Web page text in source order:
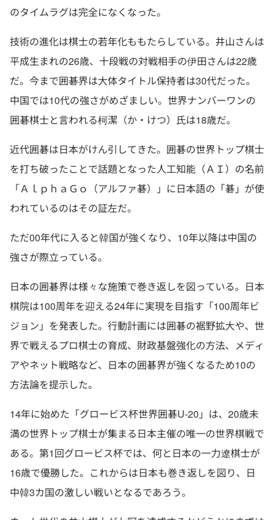
のタイムラグは完全になくなった。
技術の進化は棋士の若年化ももたらしている。井山さんは
平成生まれの26歳、十段戦の対戦相手の伊田さんは22歳
だ。今まで囲碁界は大体タイトル保持者は30代だった。
中国では10代の強さがめざましい。世界ナンバーワンの
囲碁棋士と言われる柯潔（か・けつ）氏は18歳だ。
近代囲碁は日本がけん引してきた。囲碁の世界トップ棋士
を打ち破ったことで話題となった人工知能（ＡＩ）の名前
「ＡｌｐｈａＧｏ（アルファ碁）」に日本語の「碁」が使
われているのはその証左だ。
ただ00年代に入ると韓国が強くなり、10年以降は中国の
強さが際立っている。
日本の囲碁界は様々な施策で巻き返しを図っている。日本
棋院は100周年を迎える24年に実現を目指す「100周年ビ
ジョン」を発表した。行動計画には囲碁の裾野拡大や、世
界で戦えるプロ棋士の育成、財政基盤強化の方法、メディ
アやネット戦略など、日本の囲碁界が強くなるため10の
方法論を提示した。
14年に始めた「グロービス杯世界囲碁U-20」は、20歳未
満の世界トップ棋士が集まる日本主催の唯一の世界棋戦で
ある。第1回グロービス杯では、何と日本の一力遼棋士が
16歳で優勝した。これからは日本も巻き返しを図り、日
中韓3カ国の激しい戦いとなるであろう。